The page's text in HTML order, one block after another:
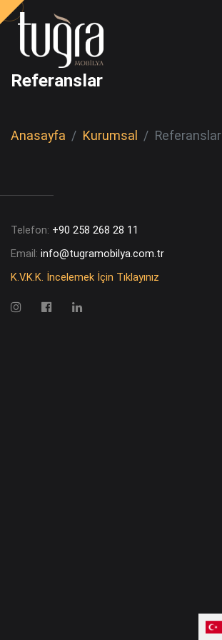
Referanslar
Anasayfa Kurumsal Referanslar
Telefon: +90 258 268 28 11
Email: info@tugramobilya.com.tr
K.V.K.K. İncelemek İçin Tıklayınız